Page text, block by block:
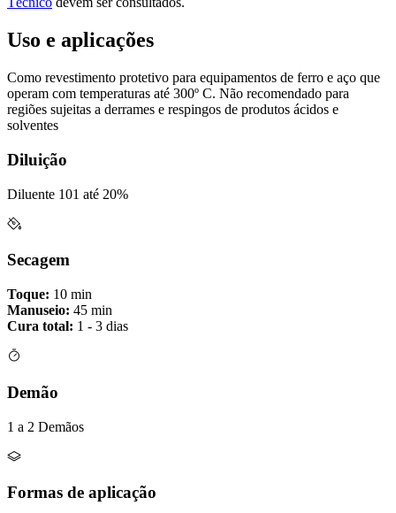
Uso e aplicações
Como revestimento protetivo para equipamentos de ferro e aço que
operam com temperaturas até 300º C. Não recomendado para
regiões sujeitas a derrames e respingos de produtos ácidos e
solventes
Diluição
Diluente 101 até 20%
Secagem
Toque: 10 min
Manuseio: 45 min
Cura total: 1 - 3 dias
Demão
1 a 2 Demãos
Formas de aplicação